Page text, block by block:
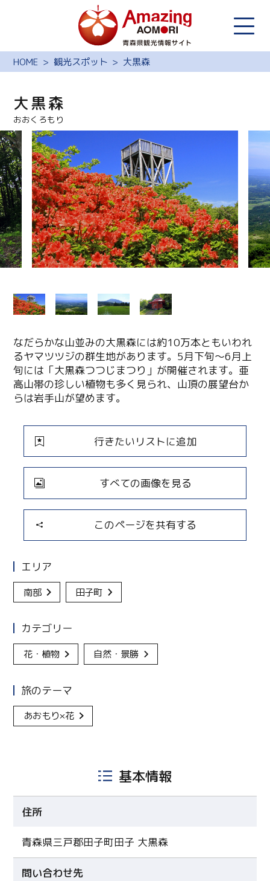
HOME 観光スポット 大黒森
大黒森
おおくろもり
なだらかな山並みの大黒森には約10万本ともいわれ
るヤマツツジの群生地があります。5月下旬～6月上
旬には「大黒森つつじまつり」が開催されます。亜
高山帯の珍しい植物も多く見られ、山頂の展望台か
らは岩手山が望めます。
行きたいリストに追加
すべての画像を見る
このページを共有する
エリア
南部 田子町
カテゴリー
花・植物 自然・景勝
旅のテーマ
あおもり×花
基本情報
住所
青森県三戸郡田子町田子 大黒森
問い合わせ先